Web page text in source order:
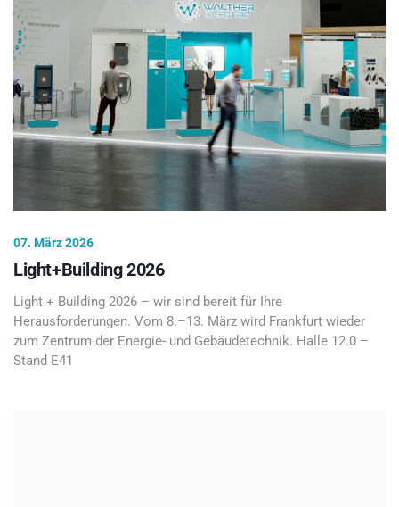
07. März 2026
Light+Building 2026
Light + Building 2026 – wir sind bereit für Ihre
Herausforderungen. Vom 8.–13. März wird Frankfurt wieder
zum Zentrum der Energie- und Gebäudetechnik. Halle 12.0 –
Stand E41